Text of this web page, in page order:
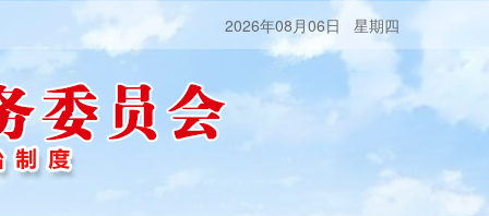
2026年08月06日 星期四